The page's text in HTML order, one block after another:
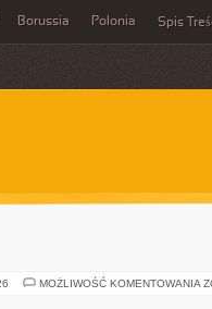
Borussia Polonia Spis
MOŻLIWOŚĆ KOMENTOWANIA